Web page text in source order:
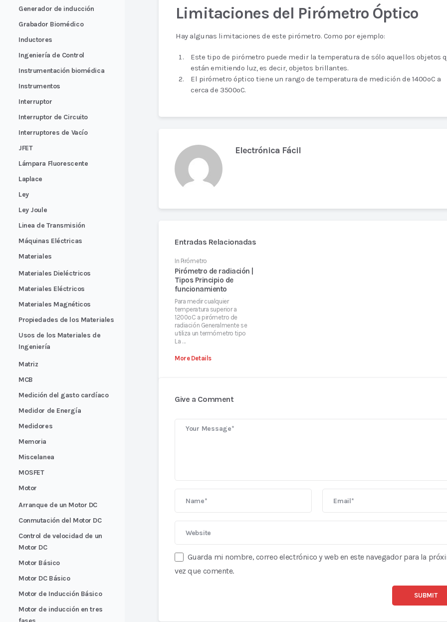
Generador de inducción
Grabador Biomédico
Inductores
Ingeniería de Control
Instrumentación biomédica
Instrumentos
Interruptor
Interruptor de Circuito
Interruptores de Vacío
JFET
Lámpara Fluorescente
Laplace
Ley
Ley Joule
Linea de Transmisión
Máquinas Eléctricas
Materiales
Materiales Dieléctricos
Materiales Eléctricos
Materiales Magnéticos
Propiedades de los Materiales
Usos de los Materiales de
Ingeniería
Matriz
MCB
Medición del gasto cardíaco
Medidor de Energía
Medidores
Memoria
Miscelanea
MOSFET
Motor
Arranque de un Motor DC
Conmutación del Motor DC
Control de velocidad de un
Motor DC
Motor Básico
Motor DC Básico
Motor de Inducción Básico
Motor de inducción en tres
Limitaciones del Pirómetro Óptico
Hay algunas limitaciones de este pirómetro. Como por ejemplo:
Este tipo de pirómetro puede medir la temperatura de sólo aquellos objetos
están emitiendo luz, es decir, objetos brillantes.
El pirómetro óptico tiene un rango de temperatura de medición de 1400oC a
cerca de 3500oC.
Electrónica Fácil
Entradas Relacionadas
In Pirómetro
Pirómetro de radiación |
Tipos Principio de
funcionamiento
Para medir cualquier
temperatura superior a
1200oC a pirómetro de
radiación Generalmente se
utiliza un termómetro tipo
La …
More Details
Give a Comment
Guarda mi nombre, correo electrónico y web en este navegador para la
vez que comente.